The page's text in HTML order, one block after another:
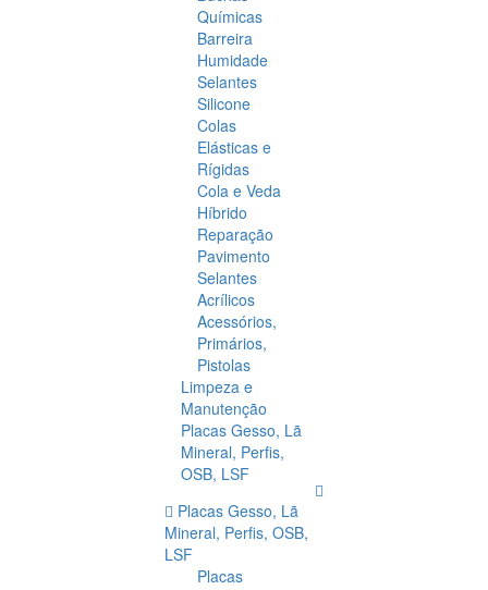
Químicas
Barreira
Humidade
Selantes
Silicone
Colas
Elásticas e
Rígidas
Cola e Veda
Híbrido
Reparação
Pavimento
Selantes
Acrílicos
Acessórios,
Primários,
Pistolas
Limpeza e
Manutenção
Placas Gesso, Lã
Mineral, Perfis,
OSB, LSF
Placas Gesso, Lã
Mineral, Perfis, OSB,
LSF
Placas